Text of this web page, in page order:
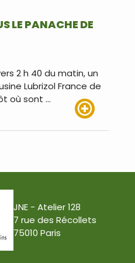
LE PANACHE DE
2 h 40 du matin, un
Lubrizol France de
où sont …
JNE - Atelier 128
7 rue des Récollets
75010 Paris